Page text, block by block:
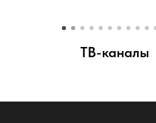
ТВ-каналы